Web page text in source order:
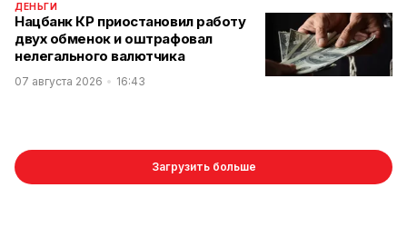
ДЕНЬГИ
Нацбанк КР приостановил работу
двух обменок и оштрафовал
нелегального валютчика
07 августа 2026 16:43
Загрузить больше